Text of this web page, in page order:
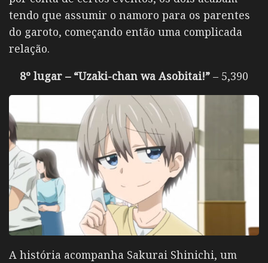
tendo que assumir o namoro para os parentes
do garoto, começando então uma complicada
relação.
8º lugar – “Uzaki-chan wa Asobitai!” – 5,390
A história acompanha Sakurai Shinichi, um